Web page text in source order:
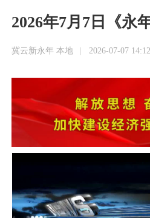
2026年7月7日《永
冀云新永年 本地 | 2026-07-07